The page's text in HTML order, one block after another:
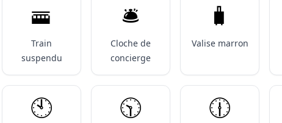
🚟
Train
suspendu
🛎️
Cloche de
concierge
🧳
Valise marron
🕙️ 🕥️ 🕧️